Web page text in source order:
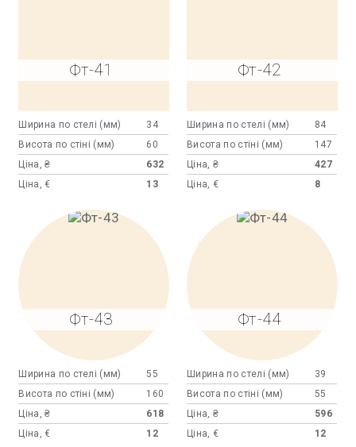
Фт-41
Ширина по стелі (мм)
34
Висота по стіні (мм)
60
Ціна, ₴
632
Ціна, €
13
Фт-42
Ширина по стелі (мм)
84
Висота по стіні (мм)
147
Ціна, ₴
427
Ціна, €
8
Фт-43
Ширина по стелі (мм)
55
Висота по стіні (мм)
160
Ціна, ₴
618
Ціна, €
12
Фт-44
Ширина по стелі (мм)
39
Висота по стіні (мм)
55
Ціна, ₴
596
Ціна, €
12